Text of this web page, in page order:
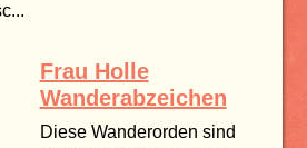
Frau Holle
Wanderabzeichen
Diese Wanderorden sind